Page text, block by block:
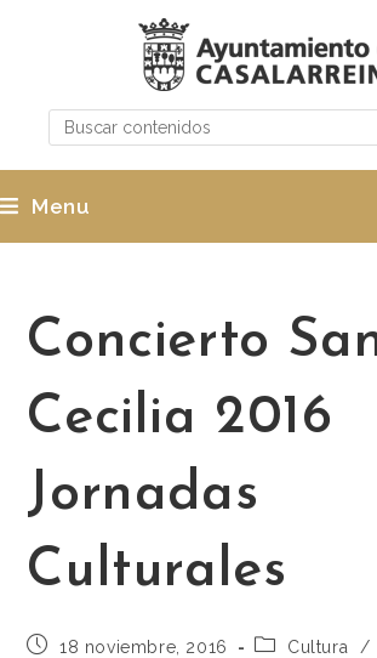
Menu
Concierto
Cecilia 2016
Jornadas
Culturales
18 noviembre, 2016 Cultura /